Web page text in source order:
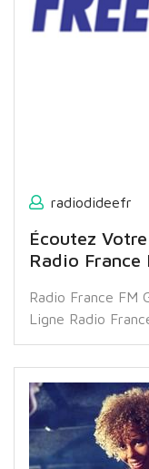
radiodideefr
Écoutez
Radio France
Radio France
Ligne Radio